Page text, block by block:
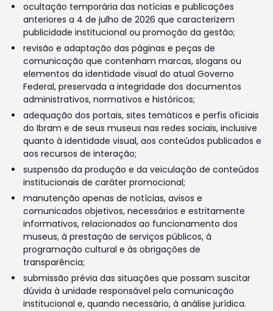
ocultação temporária das notícias e publicações
anteriores a 4 de julho de 2026 que caracterizem
publicidade institucional ou promoção da gestão;
revisão e adaptação das páginas e peças de
comunicação que contenham marcas, slogans ou
elementos da identidade visual do atual Governo
Federal, preservada a integridade dos documentos
administrativos, normativos e históricos;
adequação dos portais, sites temáticos e perfis oficiais
do Ibram e de seus museus nas redes sociais, inclusive
quanto à identidade visual, aos conteúdos publicados e
aos recursos de interação;
suspensão da produção e da veiculação de conteúdos
institucionais de caráter promocional;
manutenção apenas de notícias, avisos e
comunicados objetivos, necessários e estritamente
informativos, relacionados ao funcionamento dos
museus, à prestação de serviços públicos, à
programação cultural e às obrigações de
transparência;
submissão prévia das situações que possam suscitar
dúvida à unidade responsável pela comunicação
institucional e, quando necessário, à análise jurídica.